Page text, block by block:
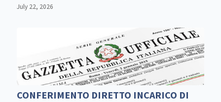
July 22, 2026
CONFERIMENTO DIRETTO INCARICO DI